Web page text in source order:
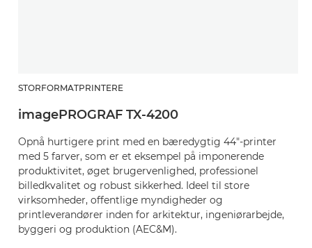
STORFORMATPRINTERE
imagePROGRAF TX-4200
Opnå hurtigere print med en bæredygtig 44"-printer
med 5 farver, som er et eksempel på imponerende
produktivitet, øget brugervenlighed, professionel
billedkvalitet og robust sikkerhed. Ideel til store
virksomheder, offentlige myndigheder og
printleverandører inden for arkitektur, ingeniørarbejde,
byggeri og produktion (AEC&M).